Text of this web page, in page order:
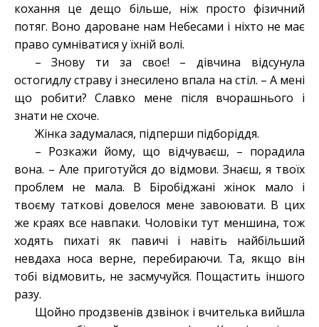
кохання це дещо більше, ніж просто фізичний
потяг. Воно дароване нам Небесами і ніхто не має
право сумніватися у їхній волі.
– Знову ти за своє! – дівчина відсунула
остогидлу страву і знесилено впала на стіл. – А мені
що робити? Славко мене після вчорашнього і
знати не схоче.
Жінка задумалася, підперши підборіддя.
– Розкажи йому, що відчуваєш, – порадила
вона. – Але приготуйся до відмови. Знаєш, я твоїх
проблем не мала. В Біробіджані жінок мало і
твоєму таткові довелося мене завоювати. В цих
же краях все навпаки. Чоловіки тут меншина, тож
ходять пихаті як павичі і навіть найбільший
невдаха носа верне, перебираючи. Та, якщо він
тобі відмовить, не засмучуйся. Пощастить іншого
разу.
Щойно продзвенів дзвінок і вчителька вийшла